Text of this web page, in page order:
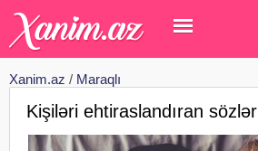
Xanim.az / Maraqlı
Kişiləri ehtiraslandıran sözlər